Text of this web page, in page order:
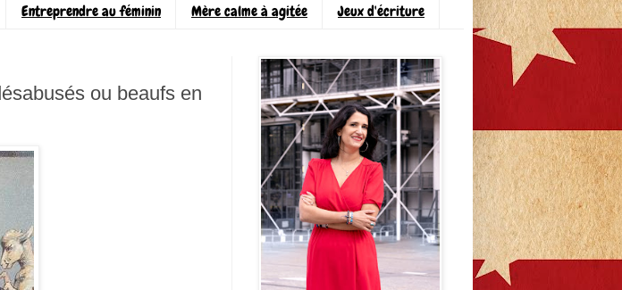
Entreprendre au féminin Mère calme à agitée Jeux d'écriture
ou beaufs en